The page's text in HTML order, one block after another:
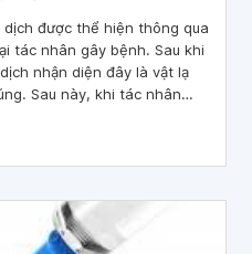
được thể hiện thông qua
tác nhân gây bệnh. Sau khi
nhận diện đây là vật lạ
Sau này, khi tác nhân
tấn công một cách nhanh